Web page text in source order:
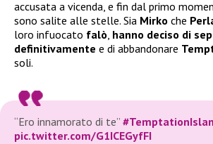
accusata a vicenda, e fin dal primo
sono salite alle stelle. Sia Mirko che
loro infuocato falò, hanno deciso di
definitivamente e di abbandonare
soli.
“Ero innamorato di te”
pic.twitter.com/G1ICEGyfFI